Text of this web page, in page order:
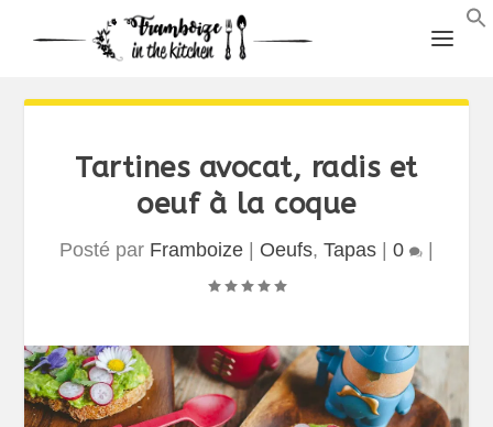
Tartines avocat, radis et
oeuf à la coque
Posté par Framboize Oeufs, Tapas 0